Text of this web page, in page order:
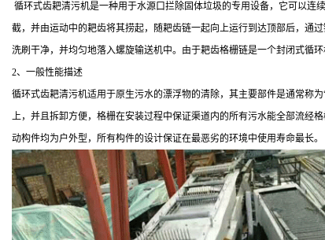
循环式齿耙清污机是一种用于水源口拦除固体垃圾的专用设备，它可以
截，并由运动中的耙齿将其捞起，随耙齿链一起向上运行到达顶部后，通
洗刷干净，并均匀地落入螺旋输送机中。由于耙齿格栅链是一个封闭式循
2、一般性能描述
循环式齿耙清污机适用于原生污水的漂浮物的清除，其主要部件是通常称
上，并且拆卸方便，格栅在安装过程中保证渠道内的所有污水能全部流经
动构件均为户外型，所有构件的设计保证在最恶劣的环境中使用寿命最长。